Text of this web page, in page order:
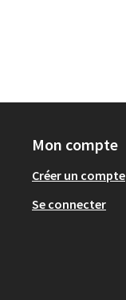
Mon compte
Créer un compte
Se connecter